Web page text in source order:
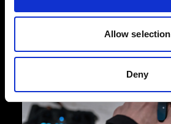
Allow selection
Deny